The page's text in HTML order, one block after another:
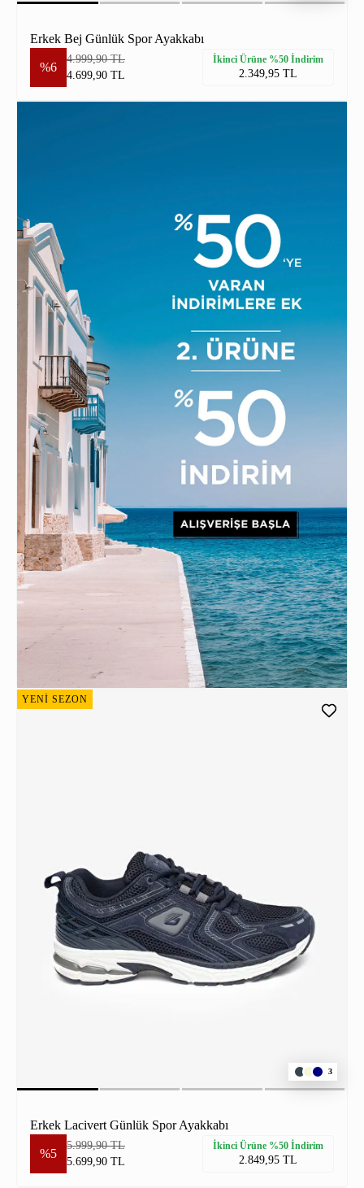
Erkek Bej Günlük Spor Ayakkabı
%6
4.999,90 TL
4.699,90 TL
İkinci Ürüne %50 İndirim
2.349,95 TL
YENİ SEZON
3
Erkek Lacivert Günlük Spor Ayakkabı
%5
5.999,90 TL
5.699,90 TL
İkinci Ürüne %50 İndirim
2.849,95 TL